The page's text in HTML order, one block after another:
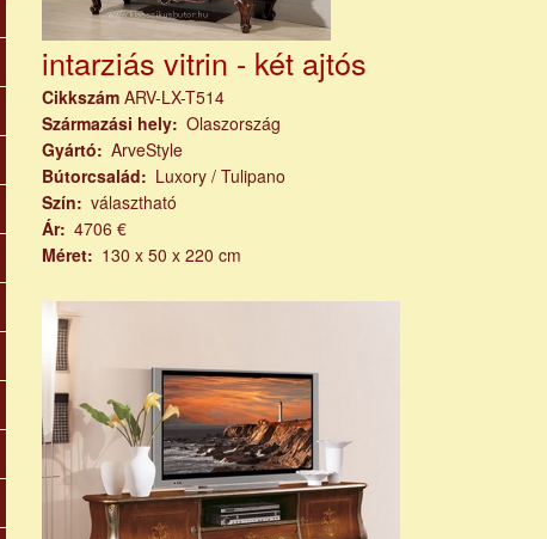
intarziás vitrin - két ajtós
Cikkszám ARV-LX-T514
Származási hely Olaszország
Gyártó
ArveStyle
Bútorcsalád
Luxory / Tulipano
Szín
választható
Ár 4706 €
Méret
130 x 50 x 220 cm